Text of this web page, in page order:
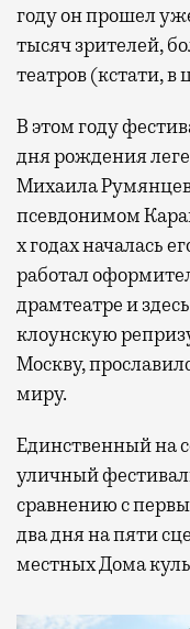
году он прошел
тысяч зрителей,
театров (кстати, в
В этом году
дня рождения
Михаила
псевдонимом
х годах началась
работал
драмтеатре и
клоунскую
Москву,
миру.
Единственный на
уличный
сравнению с
два дня на пяти
местных Дома